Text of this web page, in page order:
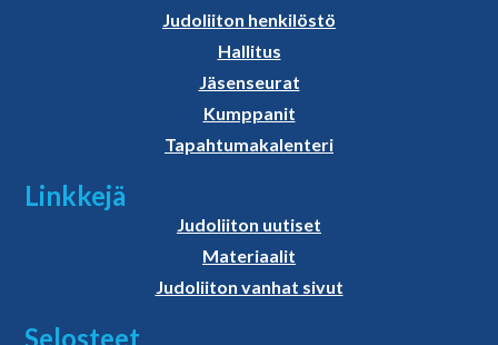
Judoliiton henkilöstö
Hallitus
Jäsenseurat
Kumppanit
Tapahtumakalenteri
Linkkejä
Judoliiton uutiset
Materiaalit
Judoliiton vanhat sivut
Selosteet